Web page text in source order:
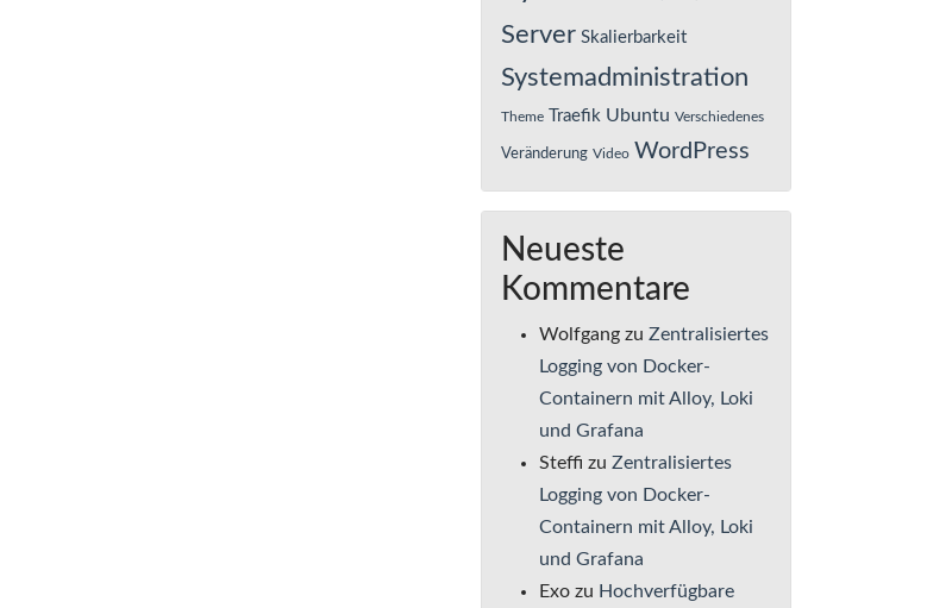
Server Skalierbarkeit
Systemadministration
Theme Traefik Ubuntu Verschiedenes
Veränderung Video WordPress
Neueste
Kommentare
Wolfgang zu Zentralisiertes
Logging von Docker-
Containern mit Alloy, Loki
und Grafana
Steffi zu Zentralisiertes
Logging von Docker-
Containern mit Alloy, Loki
und Grafana
Exo zu Hochverfügbare